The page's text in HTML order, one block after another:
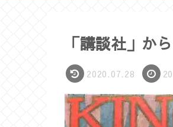
「講談社」か
2020.07.28